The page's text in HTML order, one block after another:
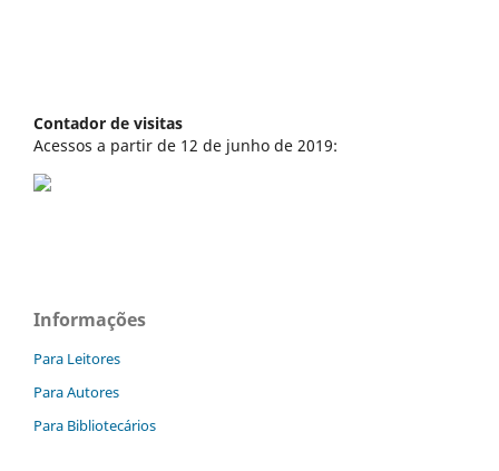
Contador de visitas
Acessos a partir de 12 de junho de 2019:
Informações
Para Leitores
Para Autores
Para Bibliotecários